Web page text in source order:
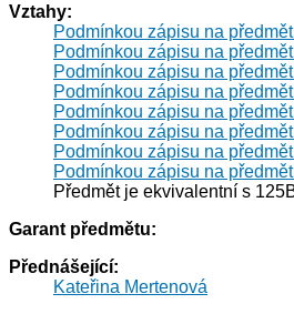
Vztahy:
Podmínkou zápisu na
Podmínkou zápisu na
Podmínkou zápisu na
Podmínkou zápisu na
Podmínkou zápisu na
Podmínkou zápisu na
Podmínkou zápisu na
Podmínkou zápisu na
Předmět je ekvivalentní s
Garant předmětu:
Přednášející:
Kateřina Mertenová